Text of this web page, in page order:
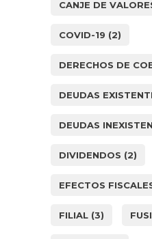
CANJE DE
COVID-19 (2)
DERECHOS DE
DEUDAS
DEUDAS
DIVIDENDOS (2)
EFECTOS
FILIAL (3)